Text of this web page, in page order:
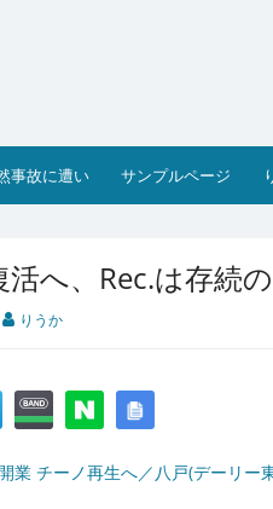
事故に遭い サンプルページ
へ、Rec.は存続
りうか
業 チーノ再生へ／八戸(デーリー